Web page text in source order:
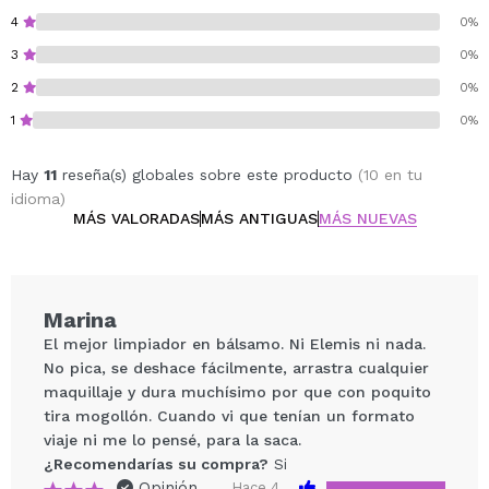
Vegan.
Cruelty free.
Testado dermatológicamente.
4 0%
3 0%
2 0%
1 0%
Hay 11 reseña(s) globales sobre este producto (10 en tu
idioma)
MÁS VALORADASMÁS ANTIGUASMÁS NUEVAS
Marina
El mejor limpiador en bálsamo. Ni Elemis ni nada.
No pica, se deshace fácilmente, arrastra cualquier
maquillaje y dura muchísimo por que con poquito
tira mogollón. Cuando vi que tenían un formato
viaje ni me lo pensé, para la saca.
¿Recomendarías su compra? Si